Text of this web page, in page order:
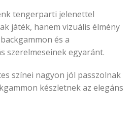
tengerparti jelenettel
játék, hanem vizuális élmény
és a
szerelmeseinek egyaránt.
színei nagyon jól passzolnak
készletnek az elegáns